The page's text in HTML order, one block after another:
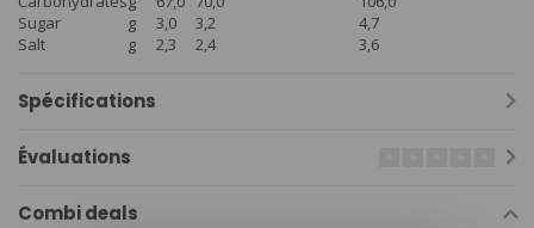
Sugar
g 3,0 3,2
4,7
Salt
g 2,3 2,4 3,6
Spécifications
Évaluations
Combi deals